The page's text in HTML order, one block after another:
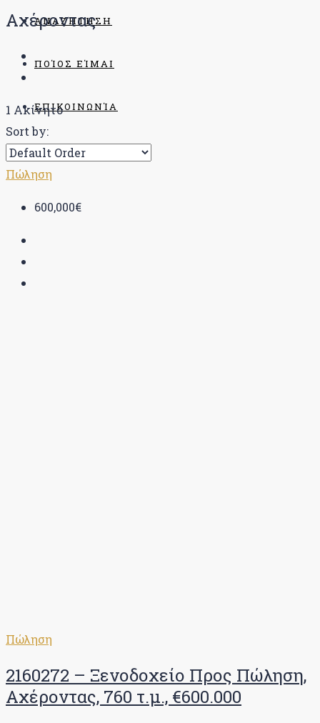
ΑΝΑΖΉΤΗΣΗ
ΠΟΊΟΣ ΕΊΜΑΙ
ΕΠΙΚΟΙΝΩΝΊΑ
BLOG
Αχέροντας
1 Ακίνητο
Sort by:
Πώληση
600,000€
Πώληση
2160272 – Ξενοδοχείο Προς Πώληση,
Αχέροντας, 760 τ.μ., €600.000